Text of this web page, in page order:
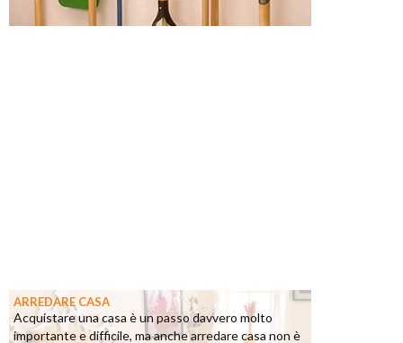
ARREDARE CASA
Acquistare una casa è un passo davvero molto
importante e difficile, ma anche arredare casa non è